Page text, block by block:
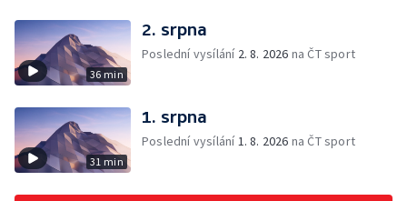
36 min
2. srpna
Poslední vysílání 2. 8. 2026 na ČT sport
31 min
1. srpna
Poslední vysílání1. 8. 2026 na ČT sport